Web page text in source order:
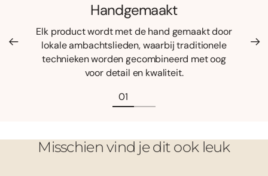
Handgemaakt
Elk product wordt met de hand gemaakt door
lokale ambachtslieden, waarbij traditionele
technieken worden gecombineerd met oog
voor detail en kwaliteit.
Misschien vind je dit ook leuk